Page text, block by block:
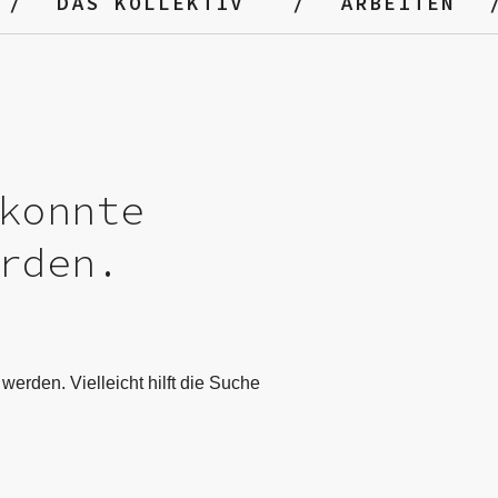
Vielleicht hilft die Suche